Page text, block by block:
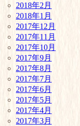
2018年2月
2018年1月
2017年12月
2017年11月
2017年10月
2017年9月
2017年8月
2017年7月
2017年6月
2017年5月
2017年4月
2017年3月